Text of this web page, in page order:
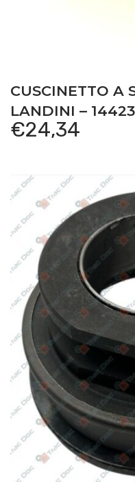
CUSCINETTO A
LANDINI –
€24,34